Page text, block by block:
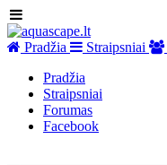
Pradžia Straipsniai
Pradžia
Straipsniai
Forumas
Facebook